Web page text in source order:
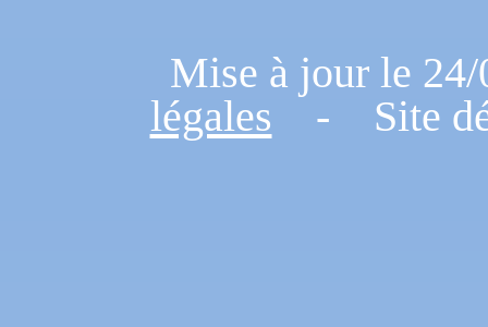
Mise à jour le
légales - Site